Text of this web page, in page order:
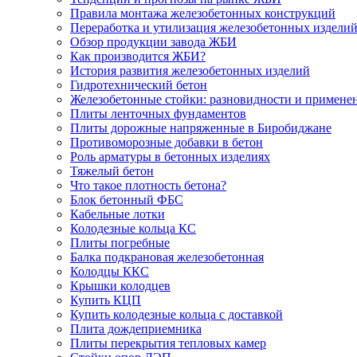
Правила монтажа железобетонных конструкций
Переработка и утилизация железобетонных изделий
Обзор продукции завода ЖБИ
Как производится ЖБИ?
История развития железобетонных изделий
Гидротехнический бетон
Железобетонные стойки: разновидности и
Плиты ленточных фундаментов
Плиты дорожные напряженные в Биробиджане
Противоморозные добавки в бетон
Роль арматуры в бетонных изделиях
Тяжелый бетон
Что такое плотность бетона?
Блок бетонный ФБС
Кабельные лотки
Колодезные кольца КС
Плиты погребные
Балка подкрановая железобетонная
Колодцы ККС
Крышки колодцев
Купить КЦП
Купить колодезные кольца с доставкой
Плита дождеприемника
Плиты перекрытия тепловых камер